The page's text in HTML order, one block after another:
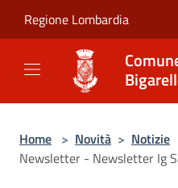
Regione Lombardia
Home > Novità > Notizie
Newsletter - Newsletter Ig